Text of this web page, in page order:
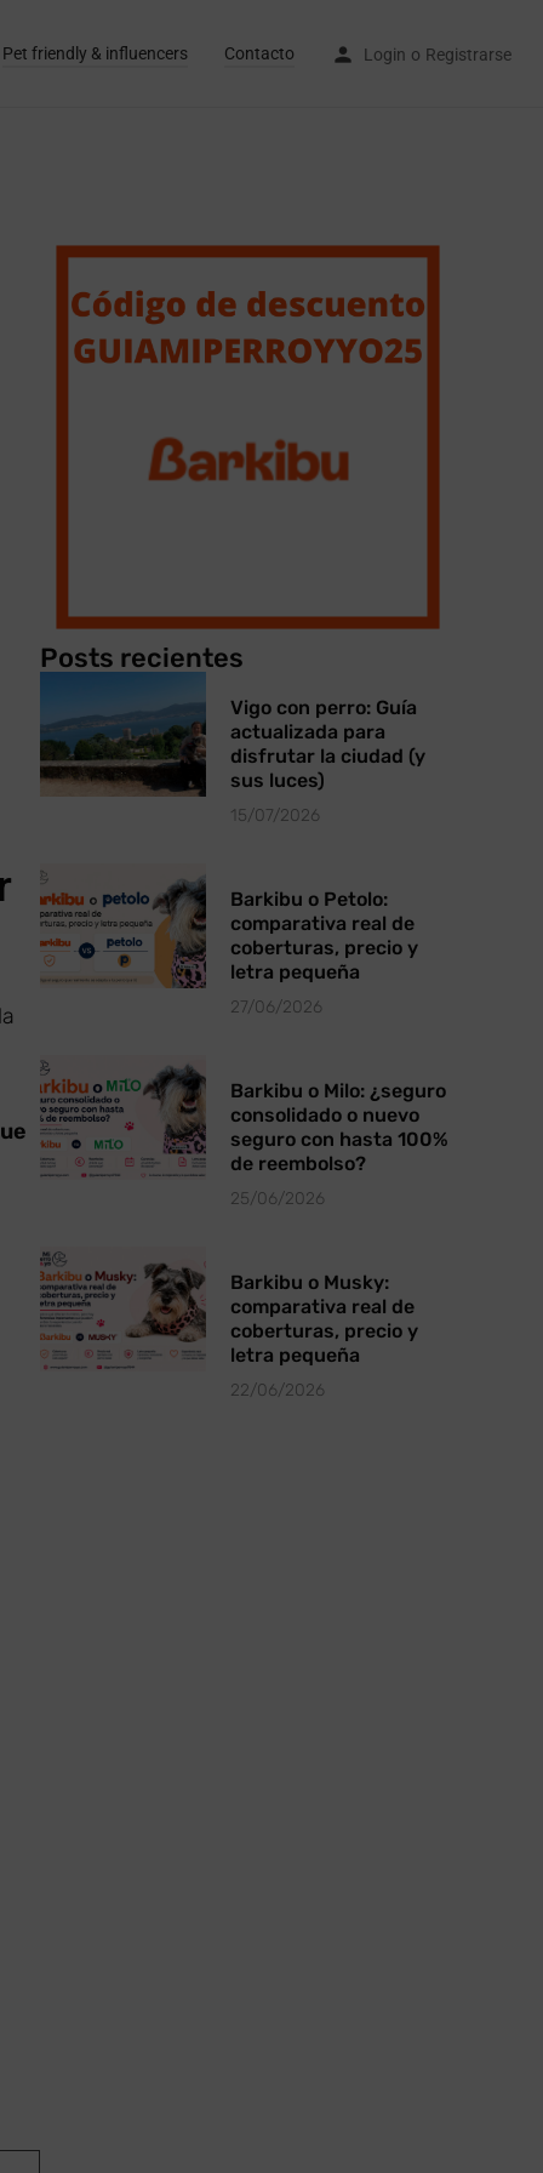
Pet friendly & influencers Contacto Login o Registrarse
Posts recientes
Vigo con perro: Guía
actualizada para
disfrutar la ciudad (y
sus luces)
15/07/2026
Barkibu o Petolo:
comparativa real de
coberturas, precio y
letra pequeña
27/06/2026
Barkibu o Milo: ¿seguro
consolidado o nuevo
seguro con hasta 100%
de reembolso?
25/06/2026
Barkibu o Musky:
comparativa real de
coberturas, precio y
letra pequeña
22/06/2026